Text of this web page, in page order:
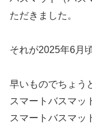
ただきました。
それが2025年6月
早いものでちょう
スマートバスマッ
スマートバスマッ